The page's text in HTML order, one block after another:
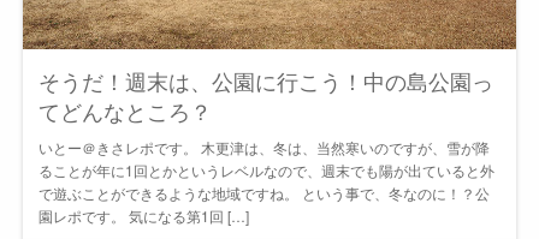
そうだ！週末は、公園に行こう！中の島公園っ
てどんなところ？
いとー＠きさレポです。 木更津は、冬は、当然寒いのですが、雪が降
ることが年に1回とかというレベルなので、週末でも陽が出ていると外
で遊ぶことができるような地域ですね。 という事で、冬なのに！？公
園レポです。 気になる第1回 […]